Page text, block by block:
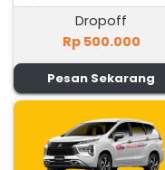
Dropoff
Rp 500.000
Pesan Sekarang